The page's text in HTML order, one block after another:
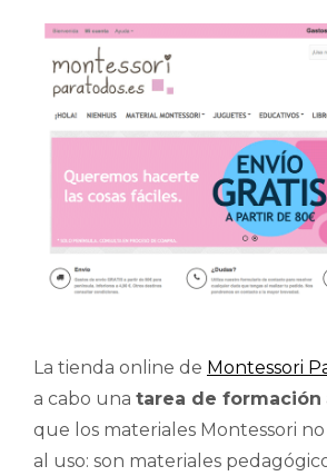
La tienda online de Montessori
a cabo una tarea de formación
que los materiales Montessori
al uso: son materiales